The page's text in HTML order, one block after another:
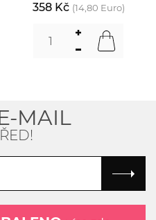
358 Kč (14,80 Euro)
MAIL